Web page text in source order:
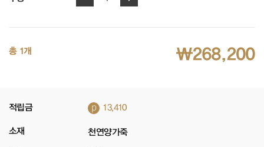
총 1개 ₩268,200
적립금 p 13,410
소재 천연양가죽